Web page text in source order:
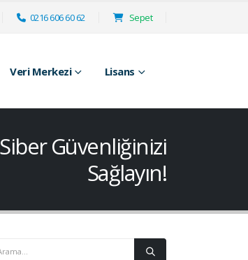
0216 606 60 62 Sepet
Veri Merkezi Lisans
Güvenliğinizi
Sağlayın!